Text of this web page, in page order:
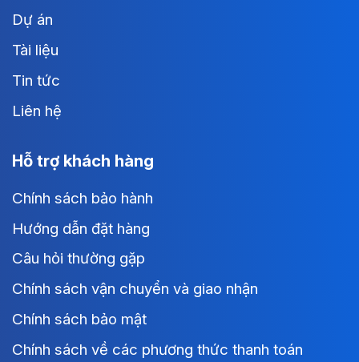
Dự án
Tài liệu
Tin tức
Liên hệ
Hỗ trợ khách hàng
Chính sách bảo hành
Hướng dẫn đặt hàng
Câu hỏi thường gặp
Chính sách vận chuyển và giao nhận
Chính sách bảo mật
Chính sách về các phương thức thanh toán